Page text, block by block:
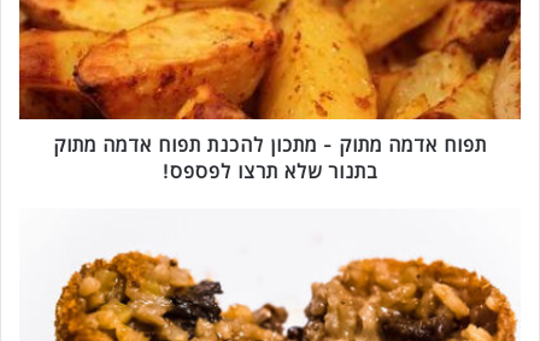
א
ד
מ
ה
מ
ו
תפוח אדמה מתוק - מתכון להכנת תפוח אדמה מתוק
בתנור שלא תרצו לפספס!
'